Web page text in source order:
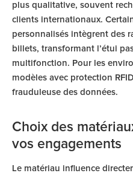
plus qualitative, souvent
clients internationaux.
personnalisés intègrent des
billets, transformant l’étui
multifonction. Pour les
modèles avec protection
frauduleuse des données.
Choix des
vos engagements
Le matériau influence